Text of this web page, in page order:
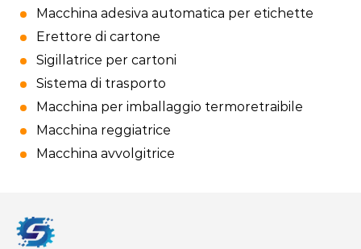
Macchina adesiva automatica per etichette
Erettore di cartone
Sigillatrice per cartoni
Sistema di trasporto
Macchina per imballaggio termoretraibile
Macchina reggiatrice
Macchina avvolgitrice